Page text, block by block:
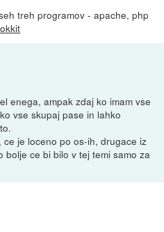
treh programov - apache, php
enega, ampak zdaj ko imam vse
vse skupaj pase in lahko
je loceno po os-ih, drugace iz
bolje ce bi bilo v tej temi samo za